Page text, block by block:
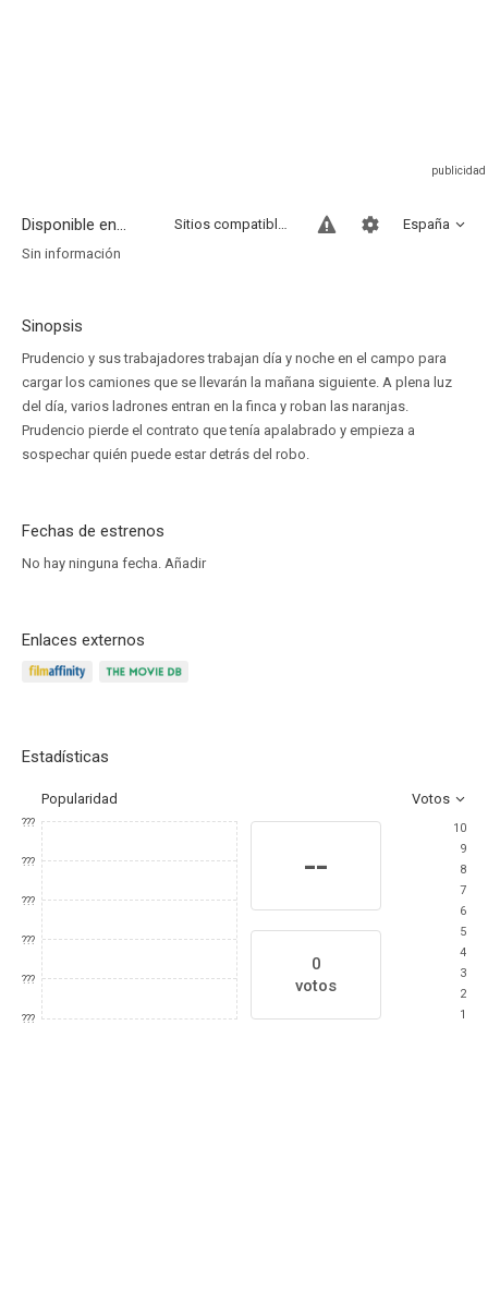
Disponible en... España
Sitios compatibles
Sin información
Sinopsis
Prudencio y sus trabajadores trabajan día y noche en el campo para
cargar los camiones que se llevarán la mañana siguiente. A plena luz
del día, varios ladrones entran en la finca y roban las naranjas.
Prudencio pierde el contrato que tenía apalabrado y empieza a
sospechar quién puede estar detrás del robo.
Fechas de estrenos
No hay ninguna fecha. Añadir
Enlaces externos
Estadísticas
Popularidad Votos
???
???
???
???
???
???
--
0
votos
10
9
8
7
6
5
4
3
2
1